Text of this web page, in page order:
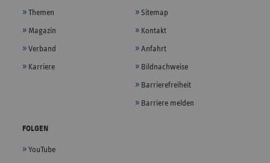
Themen
Magazin
Verband
Karriere
Sitemap
Kontakt
Anfahrt
Bildnachweise
Barrierefreiheit
Barriere melden
FOLGEN
YouTube